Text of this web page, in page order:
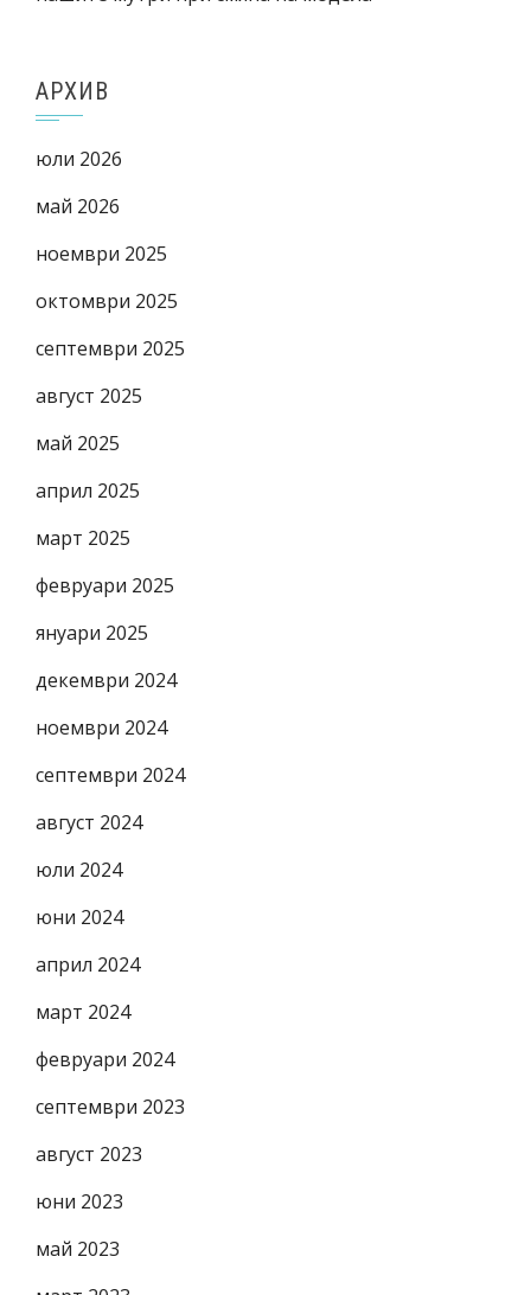
АРХИВ
юли 2026
май 2026
ноември 2025
октомври 2025
септември 2025
август 2025
май 2025
април 2025
март 2025
февруари 2025
януари 2025
декември 2024
ноември 2024
септември 2024
август 2024
юли 2024
юни 2024
април 2024
март 2024
февруари 2024
септември 2023
август 2023
юни 2023
май 2023